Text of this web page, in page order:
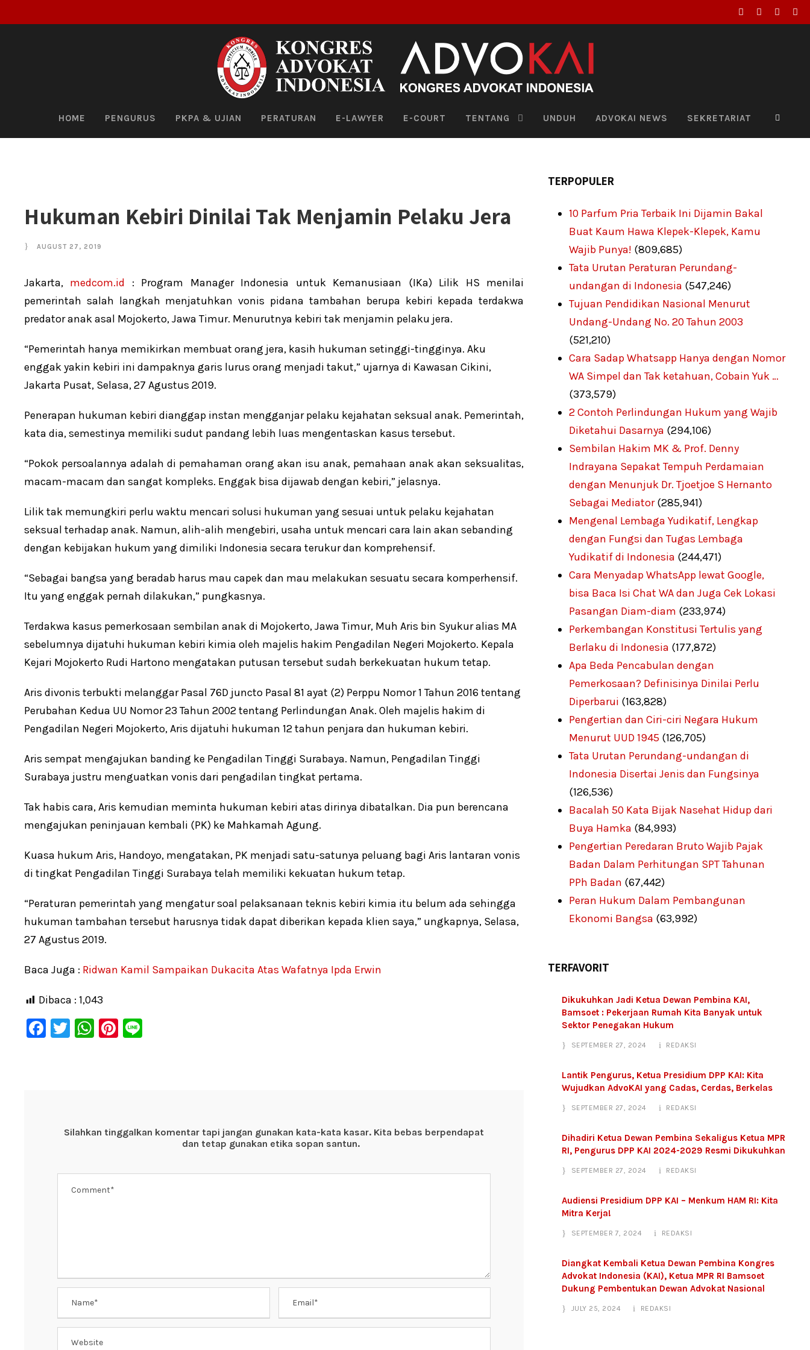
HOME PENGURUS PKPA & UJIAN PERATURAN E-LAWYER E-COURT TENTANG UNDUH ADVOKAI NEWS SEKRETARIAT
Hukuman Kebiri Dinilai Tak Menjamin Pelaku Jera
AUGUST 27, 2019
Jakarta, medcom.id : Program Manager Indonesia untuk Kemanusiaan (IKa) Lilik HS menilai
pemerintah salah langkah menjatuhkan vonis pidana tambahan berupa kebiri kepada terdakwa
predator anak asal Mojokerto, Jawa Timur. Menurutnya kebiri tak menjamin pelaku jera.
“Pemerintah hanya memikirkan membuat orang jera, kasih hukuman setinggi-tingginya. Aku
enggak yakin kebiri ini dampaknya garis lurus orang menjadi takut,” ujarnya di Kawasan Cikini,
Jakarta Pusat, Selasa, 27 Agustus 2019.
Penerapan hukuman kebiri dianggap instan mengganjar pelaku kejahatan seksual anak. Pemerintah,
kata dia, semestinya memiliki sudut pandang lebih luas mengentaskan kasus tersebut.
“Pokok persoalannya adalah di pemahaman orang akan isu anak, pemahaan anak akan seksualitas,
macam-macam dan sangat kompleks. Enggak bisa dijawab dengan kebiri,” jelasnya.
Lilik tak memungkiri perlu waktu mencari solusi hukuman yang sesuai untuk pelaku kejahatan
seksual terhadap anak. Namun, alih-alih mengebiri, usaha untuk mencari cara lain akan sebanding
dengan kebijakan hukum yang dimiliki Indonesia secara terukur dan komprehensif.
“Sebagai bangsa yang beradab harus mau capek dan mau melakukan sesuatu secara komperhensif.
Itu yang enggak pernah dilakukan,” pungkasnya.
Terdakwa kasus pemerkosaan sembilan anak di Mojokerto, Jawa Timur, Muh Aris bin Syukur alias MA
sebelumnya dijatuhi hukuman kebiri kimia oleh majelis hakim Pengadilan Negeri Mojokerto. Kepala
Kejari Mojokerto Rudi Hartono mengatakan putusan tersebut sudah berkekuatan hukum tetap.
Aris divonis terbukti melanggar Pasal 76D juncto Pasal 81 ayat (2) Perppu Nomor 1 Tahun 2016 tentang
Perubahan Kedua UU Nomor 23 Tahun 2002 tentang Perlindungan Anak. Oleh majelis hakim di
Pengadilan Negeri Mojokerto, Aris dijatuhi hukuman 12 tahun penjara dan hukuman kebiri.
Aris sempat mengajukan banding ke Pengadilan Tinggi Surabaya. Namun, Pengadilan Tinggi
Surabaya justru menguatkan vonis dari pengadilan tingkat pertama.
Tak habis cara, Aris kemudian meminta hukuman kebiri atas dirinya dibatalkan. Dia pun berencana
mengajukan peninjauan kembali (PK) ke Mahkamah Agung.
Kuasa hukum Aris, Handoyo, mengatakan, PK menjadi satu-satunya peluang bagi Aris lantaran vonis
di tingkat Pengadilan Tinggi Surabaya telah memiliki kekuatan hukum tetap.
“Peraturan pemerintah yang mengatur soal pelaksanaan teknis kebiri kimia itu belum ada sehingga
hukuman tambahan tersebut harusnya tidak dapat diberikan kepada klien saya,” ungkapnya, Selasa,
27 Agustus 2019.
Baca Juga : Ridwan Kamil Sampaikan Dukacita Atas Wafatnya Ipda Erwin
Dibaca : 1,043
F
T
W Pi
Silahkan tinggalkan komentar tapi jangan gunakan kata-kata kasar. Kita bebas berpendapat
dan tetap gunakan etika sopan santun.
TERPOPULER
10 Parfum Pria Terbaik Ini Dijamin Bakal
Buat Kaum Hawa Klepek-Klepek, Kamu
Wajib Punya! (809,685)
Tata Urutan Peraturan Perundang-
undangan di Indonesia (547,246)
Tujuan Pendidikan Nasional Menurut
Undang-Undang No. 20 Tahun 2003
(521,210)
Cara Sadap Whatsapp Hanya dengan Nomor
WA Simpel dan Tak ketahuan, Cobain Yuk …
(373,579)
2 Contoh Perlindungan Hukum yang Wajib
Diketahui Dasarnya (294,106)
Sembilan Hakim MK & Prof. Denny
Indrayana Sepakat Tempuh Perdamaian
dengan Menunjuk Dr. Tjoetjoe S Hernanto
Sebagai Mediator (285,941)
Mengenal Lembaga Yudikatif, Lengkap
dengan Fungsi dan Tugas Lembaga
Yudikatif di Indonesia (244,471)
Cara Menyadap WhatsApp lewat Google,
bisa Baca Isi Chat WA dan Juga Cek Lokasi
Pasangan Diam-diam (233,974)
Perkembangan Konstitusi Tertulis yang
Berlaku di Indonesia (177,872)
Apa Beda Pencabulan dengan
Pemerkosaan? Definisinya Dinilai Perlu
Diperbarui (163,828)
Pengertian dan Ciri-ciri Negara Hukum
Menurut UUD 1945 (126,705)
Tata Urutan Perundang-undangan di
Indonesia Disertai Jenis dan Fungsinya
(126,536)
Bacalah 50 Kata Bijak Nasehat Hidup dari
Buya Hamka (84,993)
Pengertian Peredaran Bruto Wajib Pajak
Badan Dalam Perhitungan SPT Tahunan
PPh Badan (67,442)
Peran Hukum Dalam Pembangunan
Ekonomi Bangsa (63,992)
TERFAVORIT
Dikukuhkan Jadi Ketua Dewan Pembina KAI,
Bamsoet : Pekerjaan Rumah Kita Banyak untuk
Sektor Penegakan Hukum
SEPTEMBER 27, 2024 REDAKSI
Lantik Pengurus, Ketua Presidium DPP KAI: Kita
Wujudkan AdvoKAI yang Cadas, Cerdas, Berkelas
SEPTEMBER 27, 2024 REDAKSI
Dihadiri Ketua Dewan Pembina Sekaligus Ketua MPR
RI, Pengurus DPP KAI 2024-2029 Resmi Dikukuhkan
SEPTEMBER 27, 2024 REDAKSI
Audiensi Presidium DPP KAI – Menkum HAM RI: Kita
Mitra Kerja!
SEPTEMBER 7, 2024 REDAKSI
Diangkat Kembali Ketua Dewan Pembina Kongres
Advokat Indonesia (KAI), Ketua MPR RI Bamsoet
Dukung Pembentukan Dewan Advokat Nasional
JULY 25, 2024 REDAKSI